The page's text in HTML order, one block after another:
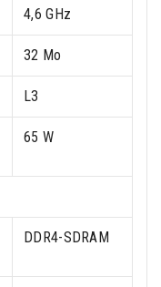
4,6 GHz
32 Mo
L3
65 W
DDR4-SDRAM